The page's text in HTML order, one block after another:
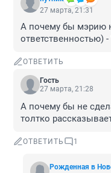
27 марта, 21:31
А почему бы мэрию
ответственностью)
ОТВЕТИТЬ
Гость
27 марта, 21:28
А почему бы не
толтко
ОТВЕТИТЬ 1
Рожденная в